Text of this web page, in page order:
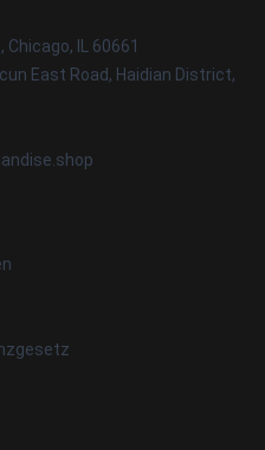
Chicago, IL 60661
East Road, Haidian District,